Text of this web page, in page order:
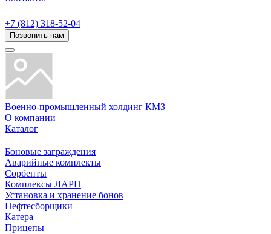
+7 (812) 318-52-04
Позвонить нам
Военно-промышленный холдинг КМЗ
О компании
Каталог
Боновые заграждения
Аварийные комплекты
Сорбенты
Комплексы ЛАРН
Установка и хранение бонов
Нефтесборщики
Катера
Прицепы